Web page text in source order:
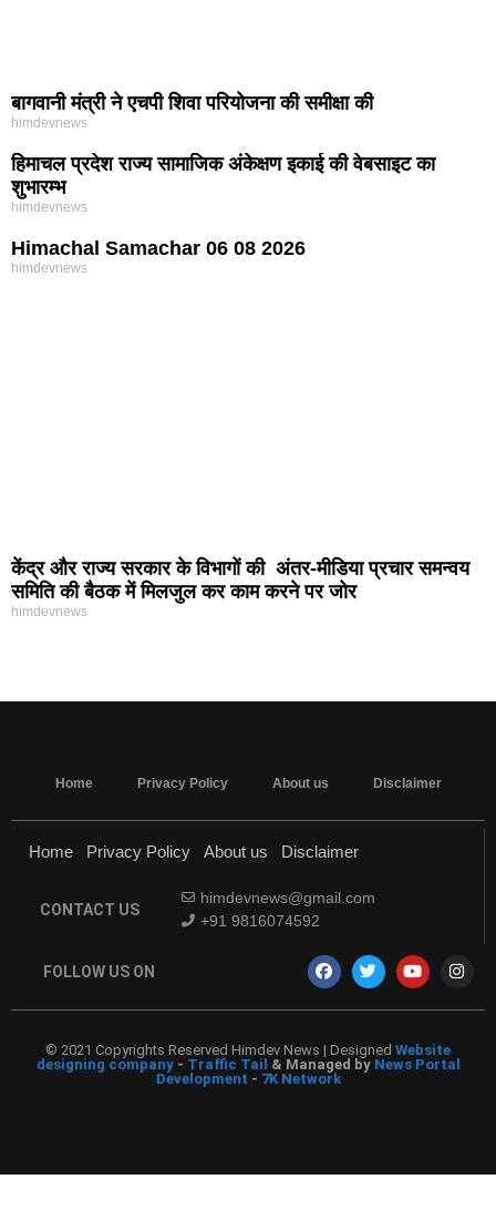
बागवानी मंत्री ने एचपी शिवा परियोजना की समीक्षा की
himdevnews
हिमाचल प्रदेश राज्य सामाजिक अंकेक्षण इकाई की वेबसाइट का
शुभारम्भ
himdevnews
Himachal Samachar 06 08 2026
himdevnews
केंद्र और राज्य सरकार के विभागों की अंतर-मीडिया प्रचार समन्वय
समिति की बैठक में मिलजुल कर काम करने पर जोर
himdevnews
Home Privacy Policy About us Disclaimer
Home Privacy Policy About us Disclaimer
CONTACT US
himdevnews@gmail.com
+91 9816074592
FOLLOW US ON
© 2021 Copyrights Reserved Himdev News | Designed Website
designing company- Traffic Tail & Managed by News Portal
Development - 7K Network